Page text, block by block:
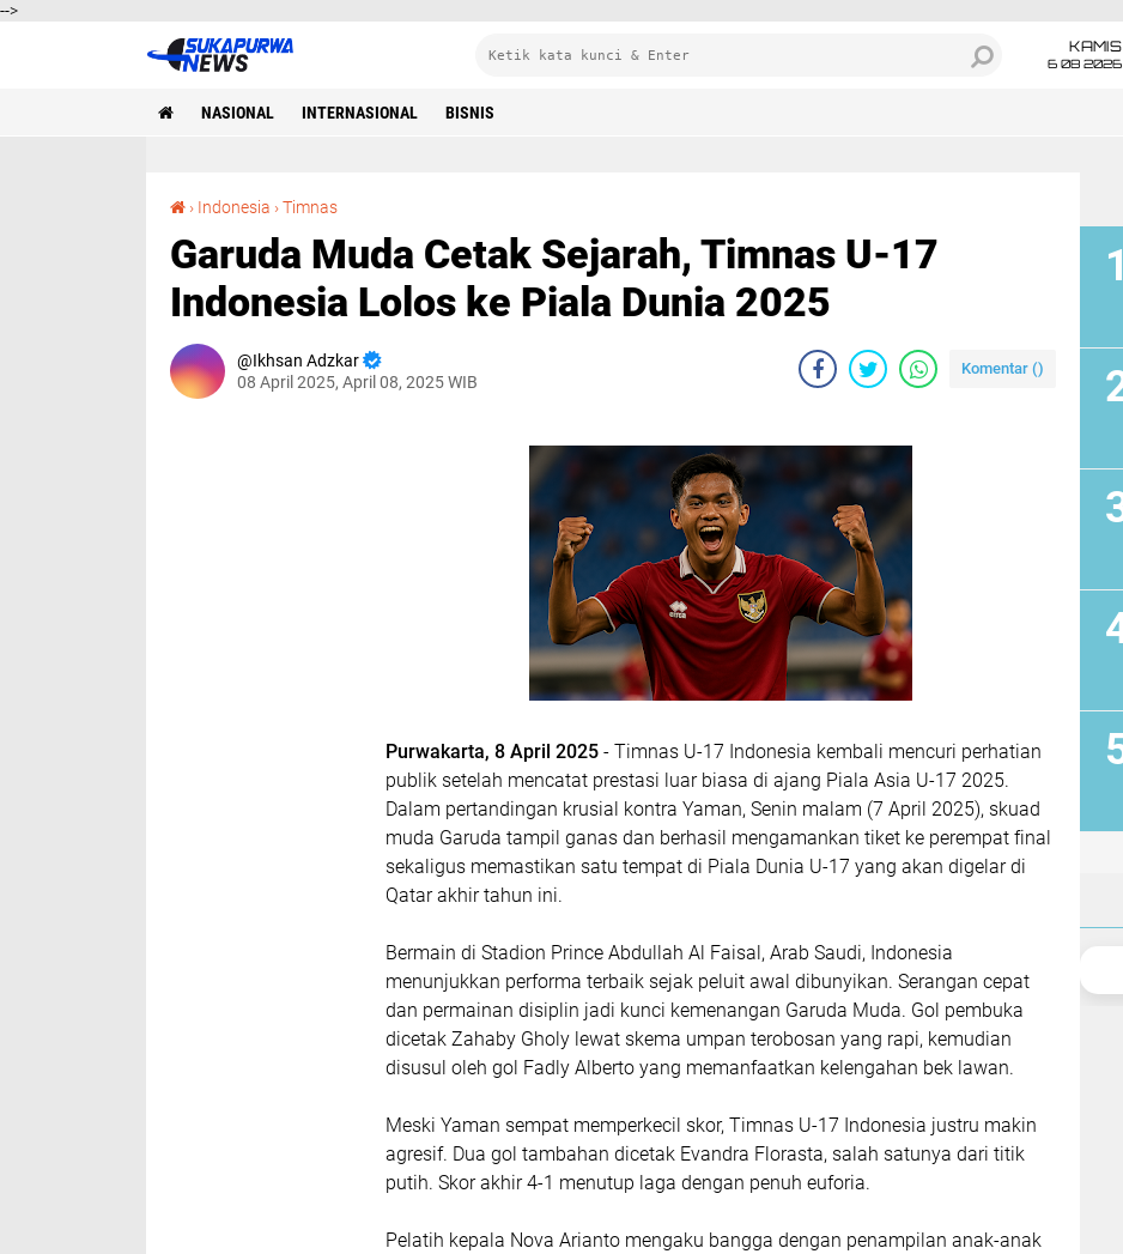
-->
KAMIS
6 08 2026
NASIONAL INTERNASIONAL BISNIS
› Indonesia ›Timnas
Garuda Muda Cetak Sejarah, Timnas U-17
Indonesia Lolos ke Piala Dunia 2025
Ikhsan Adzkar
08 April 2025, April 08, 2025 WIB
Komentar ()
Purwakarta, 8 April 2025 - Timnas U-17 Indonesia kembali mencuri perhatian
publik setelah mencatat prestasi luar biasa di ajang Piala Asia U-17 2025.
Dalam pertandingan krusial kontra Yaman, Senin malam (7 April 2025), skuad
muda Garuda tampil ganas dan berhasil mengamankan tiket ke perempat final
sekaligus memastikan satu tempat di Piala Dunia U-17 yang akan digelar di
Qatar akhir tahun ini.
Bermain di Stadion Prince Abdullah Al Faisal, Arab Saudi, Indonesia
menunjukkan performa terbaik sejak peluit awal dibunyikan. Serangan cepat
dan permainan disiplin jadi kunci kemenangan Garuda Muda. Gol pembuka
dicetak Zahaby Gholy lewat skema umpan terobosan yang rapi, kemudian
disusul oleh gol Fadly Alberto yang memanfaatkan kelengahan bek lawan.
Meski Yaman sempat memperkecil skor, Timnas U-17 Indonesia justru makin
agresif. Dua gol tambahan dicetak Evandra Florasta, salah satunya dari titik
putih. Skor akhir 4-1 menutup laga dengan penuh euforia.
Pelatih kepala Nova Arianto mengaku bangga dengan penampilan anak-anak